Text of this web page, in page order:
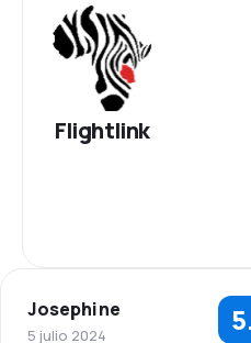
Flightlink
Red de conexiones
Josephine
5 julio 2024